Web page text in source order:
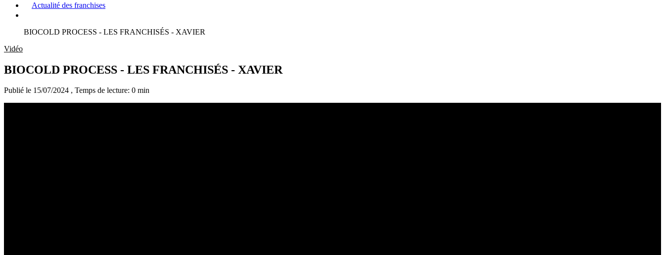
Actualité des franchises
BIOCOLD PROCESS - LES FRANCHISÉS - XAVIER
Vidéo
BIOCOLD PROCESS - LES FRANCHISÉS - XAVIER
Publié le 15/07/2024 , Temps de lecture: 0 min